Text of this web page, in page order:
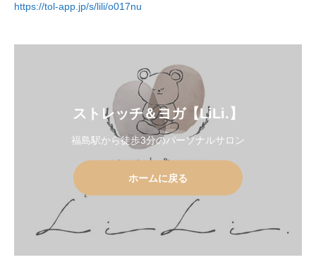
https://tol-app.jp/s/lili/o017nu
ストレッチ＆ヨガ【LiLi.】
福島駅から徒歩3分のパーソナルサロン
ホームに戻る